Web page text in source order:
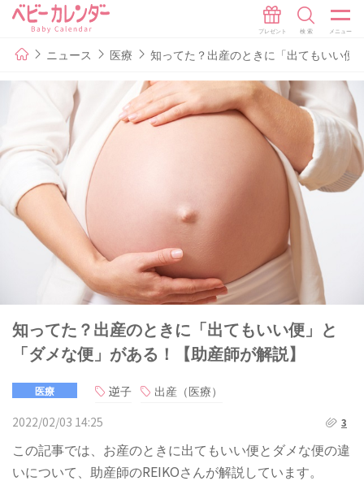
ニュース 医療 知ってた？出産のときに「出てもいい便
知ってた？出産のときに「出てもいい便」と
「ダメな便」がある！【助産師が解説】
医療 逆子
出産（医療）
2022/02/03 14:25
3
この記事では、お産のときに出てもいい便とダメな便の違
いについて、助産師のREIKOさんが解説しています。